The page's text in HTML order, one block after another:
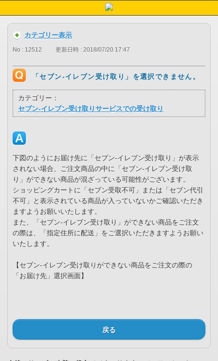
カテゴリー表示
No : 12512 更新日時 : 2018/07/20 17:47
「セブン-イレブン受け取り」を選択できません。
カテゴリー：
セブン-イレブン受け取りサービスでの受け取り
下図のようにお届け先に「セブン-イレブン受け取り」が表示
されない場合、ご注文商品の中に「セブン-イレブン受け取
り」ができない商品が混ざっている可能性がございます。
ショッピングカートに「セブン受取不可」または「セブン代引
不可」と表示されている商品が入っていないかご確認いただき
ますようお願いいたします。
また、「セブン-イレブン受け取り」ができない商品をご注文
の際は、「指定住所に配送」をご選択いただきますようお願い
いたします。
【セブン-イレブン受け取りができない商品をご注文の際の
「お届け先」選択画面】
戻る